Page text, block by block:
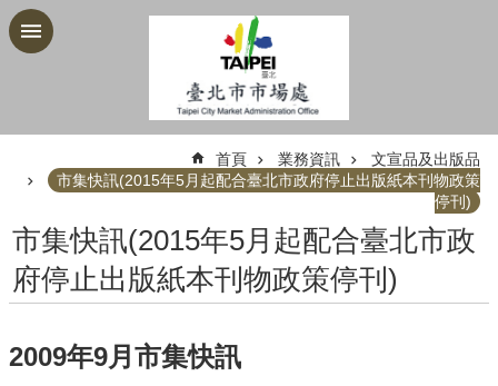
跳到主要內容區塊
首頁 業務資訊
文宣品及出版品
市集快訊(2015年5月起配合臺北市政府停止出版紙本刊物政策
停刊)
市集快訊(2015年5月起配合臺北市政
府停止出版紙本刊物政策停刊)
2009年9月市集快訊